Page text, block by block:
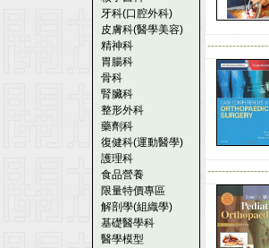
牙科(口腔外科)
皮膚科(醫學美容)
精神科
胃腸科
骨科
腎臟科
整形外科
藥劑科
復健科(運動醫學)
護理科
食品營養
限量特價專區
解剖學(組織學)
基礎醫學科
醫學模型